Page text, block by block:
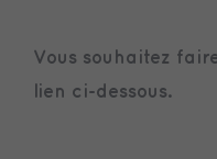
Vous souhaitez
lien ci-dessous.